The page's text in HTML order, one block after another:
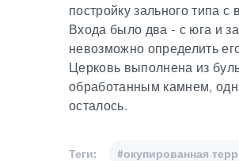
постройку зального типа
Входа было два - с юга и
невозможно определить
Церковь выполнена из
обработанным камнем,
осталось.
Теги: #окупированная